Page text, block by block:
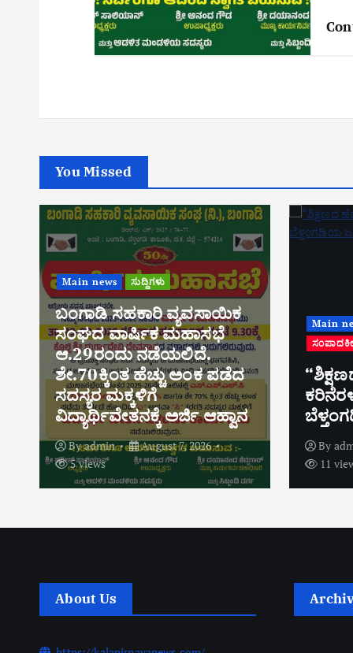
You Missed
Main news ಅಂಕಣ
ಅಪರಾಧ ಸುದ್ದಿಗಳು
ಸಂಪಾದಕೀಯ
ಸುದ್ದಿಗಳು
“ಶಿಕ್ಷಣದ ಹೆಮ್ಮೆಗೆ ಡ್ರಗ್ಸ್
ಕರಿನೆರಳು: ಎಚ್ಚೆತ್ತುಕೊಳ್ಳಬೇಕಿದೆ
ಬೆಳ್ತಂಗಡಿಯ ಜನತೆ!!!”
Byadmin
August 6, 2026
11 views
ಶ್ರೀ
By
6
About Us